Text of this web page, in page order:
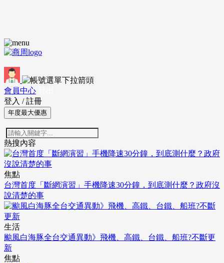
會員中心
登入 / 註冊
年度最大優惠
熱搜內容
焦點
台灣首度「斷網演習」手機降速30分鐘，到底測什麼？政府沒
說清楚的事
生活
颱風白海豚全台交通異動》飛機、高鐵、台鐵、船班?不斷更
新
焦點